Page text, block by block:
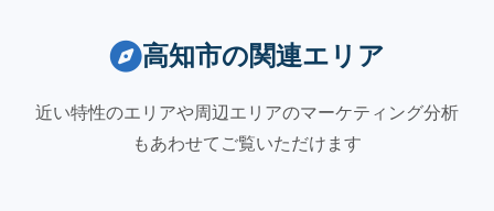
高知市の関連エリア
近い特性のエリアや周辺エリアのマーケティング分析
もあわせてご覧いただけます